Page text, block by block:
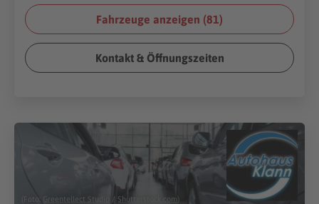
Fahrzeuge anzeigen (81)
Kontakt & Öffnungszeiten
(Foto: Greentellect Studio / Shutterstock.com)